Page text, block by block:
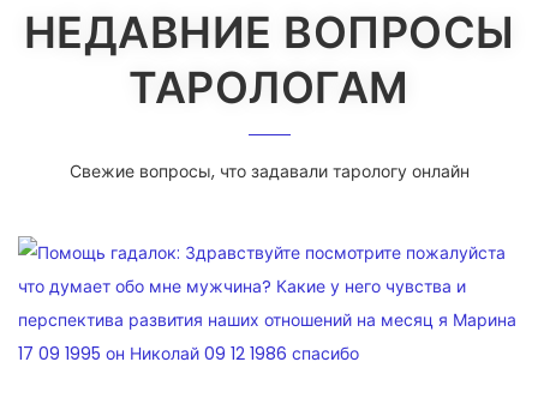
НЕДАВНИЕ ВОПРОСЫ
ТАРОЛОГАМ
Свежие вопросы, что задавали тарологу онлайн